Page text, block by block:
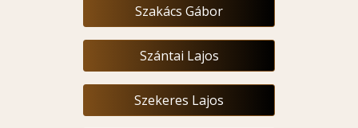
Szakács Gábor
Szántai Lajos
Szekeres Lajos